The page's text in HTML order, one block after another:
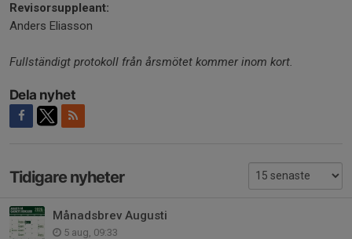
Revisorsuppleant:
Anders Eliasson
Fullständigt protokoll från årsmötet kommer inom kort.
Dela nyhet
Tidigare nyheter
Månadsbrev Augusti
5 aug, 09:33